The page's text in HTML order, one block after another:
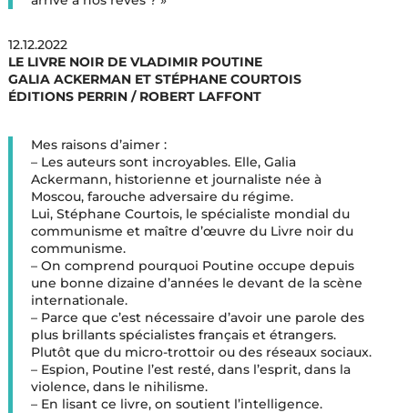
12.12.2022
LE LIVRE NOIR DE VLADIMIR POUTINE
GALIA ACKERMAN ET STÉPHANE COURTOIS
ÉDITIONS PERRIN / ROBERT LAFFONT
Mes raisons d’aimer :
– Les auteurs sont incroyables. Elle, Galia
Ackermann, historienne et journaliste née à
Moscou, farouche adversaire du régime.
Lui, Stéphane Courtois, le spécialiste mondial du
communisme et maître d’œuvre du Livre noir du
communisme.
– On comprend pourquoi Poutine occupe depuis
une bonne dizaine d’années le devant de la scène
internationale.
– Parce que c’est nécessaire d’avoir une parole des
plus brillants spécialistes français et étrangers.
Plutôt que du micro-trottoir ou des réseaux sociaux.
– Espion, Poutine l’est resté, dans l’esprit, dans la
violence, dans le nihilisme.
– En lisant ce livre, on soutient l’intelligence.